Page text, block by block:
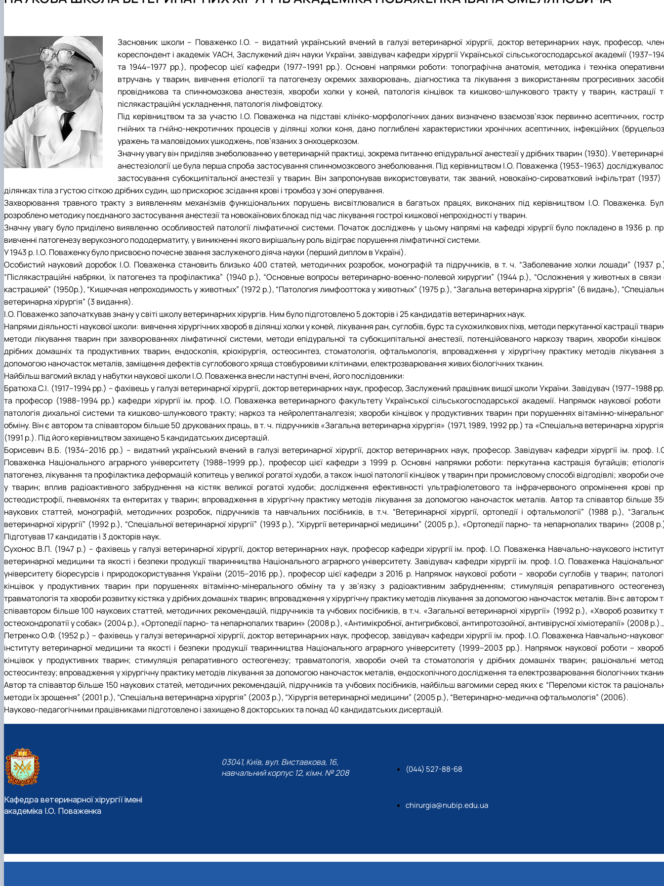
Навчально-наукові лабораторії
План роботи та звіти
План роботи та звіти
Засновник школи – Поваженко І.О. – видатний український вчений в галузі ветеринарної хірургії, доктор ветеринарних наук, професор,
кореспондент і академік УАСН, Заслужений діяч науки України, завідувач кафедри хірургії Української сільськогосподарської академії
та 1944–1977 рр.), професор цієї кафедри (1977–1991 рр.). Основні напрямки роботи: топографічна анатомія, методика і техніка
втручань у тварин, вивчення етіології та патогенезу окремих захворювань, діагностика та лікування з використанням прогресивних
провідникова та спинномозкова анестезія, хвороби холки у коней, патологія кінцівок та кишково-шлункового тракту у тварин, кастрації
післякастраційні ускладнення, патологія лімфовідтоку.
Під керівництвом та за участю І.О. Поваженка на підставі клініко-морфологічних даних визначено взаємозв’язок первинно асептичних,
гнійних та гнійно-некротичних процесів у ділянці холки коня, дано поглиблені характеристики хронічних асептичних, інфекційних
уражень та маловідомих ушкоджень, пов’язаних з онхоцеркозом.
Значну увагу він приділяв знеболюванню у ветеринарній практиці, зокрема питанню епідуральної анестезії у дрібних тварин (1930). У
анестезіології це була перша спроба застосування спинномозкового знеболювання. Під керівництвом І.О. Поваженка (1953–1963)
застосування субокципітальної анестезії у тварин. Він запропонував використовувати, так званий, новокаїно-сироватковий інфільтрат (1937)
ділянках тіла з густою сіткою дрібних судин, що прискорює зсідання крові і тромбоз у зоні оперування.
Захворювання травного тракту з виявленням механізмів функціональних порушень висвітлювалися в багатьох працях, виконаних під керівництвом І.О. Поваженка.
розроблено методику поєднаного застосування анестезії та новокаїнових блокад під час лікування гострої кишкової непрохідності у тварин.
Значну увагу було приділено виявленню особливостей патології лімфатичної системи. Початок досліджень у цьому напрямі на кафедрі хірургії було покладено в 1936 р.
вивченні патогенезу верукозного пододерматиту, у виникненні якого вирішальну роль відіграє порушення лімфатичної системи.
У 1943 р. І.О. Поваженку було присвоєно почесне звання заслуженого діяча науки (перший диплом в Україні).
Особистий науковий доробок І.О. Поваженка становить близько 400 статей, методичних розробок, монографій та підручників, в т. ч. “Заболевание холки лошади” (1937
“Післякастраційні набряки, їх патогенез та профілактика” (1940 р.), “Основные вопросы ветеринарно-военно-полевой хирургии” (1944 р.), “Осложнения у животных в связи
кастрацией” (1950р.), “Кишечная непроходимость у животных” (1972 р.), “Патология лимфооттока у животных” (1975 р.), “Загальна ветеринарна хірургія” (6 видань),
ветеринарна хірургія” (3 видання).
І.О. Поваженко започаткував знану у світі школу ветеринарних хірургів. Ним було підготовлено 5 докторів і 25 кандидатів ветеринарних наук.
Напрями діяльності наукової школи: вивчення хірургічних хвороб в ділянці холки у коней, лікування ран, суглобів, бурс та сухожилкових піхв, методи перкутанної кастрації
методи лікування тварин при захворюваннях лімфатичної системи, методи епідуральної та субокципітальної анестезії, потенційованого наркозу тварин, хвороби кінцівок
дрібних домашніх та продуктивних тварин, ендоскопія, кріохірургія, остеосинтез, стоматологія, офтальмологія, впровадження у хірургічну практику методів лікування
допомогою наночасток металів, заміщення дефектів суглобового хряща стовбуровими клітинами, електрозварювання живих біологічних тканин.
Найбільш вагомий вклад у набутки наукової школи І.О. Поваженка внесли наступні вчені, його послідовники:
Братюха С.І. (1917–1994 рр.) – фахівець у галузі ветеринарної хірургії, доктор ветеринарних наук, професор, Заслужений працівник вищої школи України. Завідувач (1977–1988
та професор (1988–1994 рр.) кафедри хірургії ім. проф. І.О. Поваженка ветеринарного факультету Української сільськогосподарської академії. Напрямок наукової роботи
патологія дихальної системи та кишково-шлункового тракту; наркоз та нейролептаналгезія; хвороби кінцівок у продуктивних тварин при порушеннях вітамінно-
обміну. Він є автором та співавтором більше 50 друкованих праць, в т. ч. підручників «Загальна ветеринарна хірургія» (1971, 1989, 1992 рр.) та «Спеціальна ветеринарна
(1991 р.). Під його керівництвом захищено 5 кандидатських дисертацій.
Борисевич В.Б. (1934–2016 рр.) – видатний український вчений в галузі ветеринарної хірургії, доктор ветеринарних наук, професор. Завідувач кафедри хірургії ім. проф.
Поваженка Національного аграрного університету (1988–1999 рр.), професор цієї кафедри з 1999 р. Основні напрямки роботи: перкутанна кастрація бугайців;
патогенез, лікування та профілактика деформацій копитець у великої рогатої худоби, а також іншої патології кінцівок у тварин при промисловому способі відгодівлі; хвороби
у тварин; вплив радіоактивного забруднення на кістяк великої рогатої худоби; дослідження ефективності ультрафіолетового та інфрачервоного опромінення крові
остеодистрофії, пневмоніях та ентеритах у тварин; впровадження в хірургічну практику методів лікування за допомогою наночасток металів. Автор та співавтор більше
наукових статтей, монографій, методичних розробок, підручників та навчальних посібників, в т.ч. “Ветеринарної хірургії, ортопедії і офтальмології” (1988 р.),
ветеринарної хірургії” (1992 р.), “Спеціальної ветеринарної хірургії” (1993 р.), “Хірургії ветеринарної медицини” (2005 р.), «Ортопедії парно- та непарнопалих тварин» (2008
Підготував 17 кандидатів і 3 докторів наук.
Сухонос В.П. (1947 р.) – фахівець у галузі ветеринарної хірургії, доктор ветеринарних наук, професор кафедри хірургії ім. проф. І.О. Поваженка Навчально-наукового
ветеринарної медицини та якості і безпеки продукції тваринництва Національного аграрного університету. Завідувач кафедри хірургії ім. проф. І.О. Поваженка
університету біоресурсів і природокористування України (2015–2016 рр.), професор цієї кафедри з 2016 р. Напрямок наукової роботи – хвороби суглобів у тварин;
кінцівок у продуктивних тварин при порушеннях вітамінно-мінерального обміну та у зв’язку з радіоактивним забрудненням; стимуляція репаративного
травматологія та хвороби розвитку кістяка у дрібних домашніх тварин; впровадження у хірургічну практику методів лікування за допомогою наночасток металів. Він є автором
співавтором більше 100 наукових статтей, методичних рекомендацій, підручників та учбових посібників, в т.ч. «Загальної ветеринарної хірургії» (1992 р.), «Хвороб розвитку
остеохондропатії у собак» (2004 р.), «Ортопедії парно- та непарнопалих тварин» (2008 р.), «Антимікробної, антигрибкової, антипротозойної, антивірусної хіміотерапії» (2008 р.).,
Петренко О.Ф. (1952 р.) – фахівець у галузі ветеринарної хірургії, доктор ветеринарних наук, професор, завідувач кафедри хірургії ім. проф. І.О. Поваженка Навчально-
інституту ветеринарної медицини та якості і безпеки продукції тваринництва Національного аграрного університету (1999–2003 рр.). Напрямок наукової роботи –
кінцівок у продуктивних тварин; стимуляція репаративного остеогенезу; травматологія, хвороби очей та стоматологія у дрібних домашніх тварин; раціональні
остеосинтезу; впровадження у хірургічну практику методів лікування за допомогою наночасток металів, ендоскопічного дослідження та електрозварювання біологічних
Автор та співавтор більше 150 наукових статей, методичних рекомендацій, підручників та учбових посібників, найбільш вагомими серед яких є “Переломи кісток та
методи їх зрощення” (2001 р.), “Спеціальна ветеринарна хірургія” (2003 р.), “Хірургія ветеринарної медицини” (2005 р.), “Ветеринарно-медична офтальмологія” (2006).
Науково-педагогічними працівниками підготовлено і захищено 8 докторських та понад 40 кандидатських дисертацій.
Кафедра ветеринарної хірургії імені
академіка І.О. Поваженка
03041, Київ, вул. Виставкова, 16,
навчальний корпус 12, кімн. № 208
(044) 527-88-68
chirurgia@nubip.edu.ua